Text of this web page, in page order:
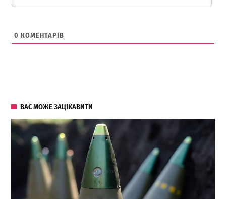
0 КОМЕНТАРІВ
ВАС МОЖЕ ЗАЦІКАВИТИ